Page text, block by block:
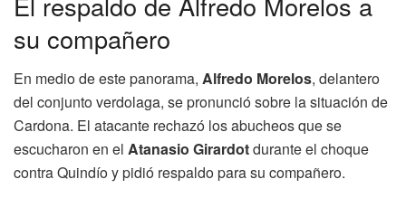
su compañero
En medio de este panorama, Alfredo Morelos, delantero
del conjunto verdolaga, se pronunció sobre la situación de
Cardona. El atacante rechazó los abucheos que se
escucharon en el Atanasio Girardotdurante el choque
contra Quindío y pidió respaldo para su compañero.